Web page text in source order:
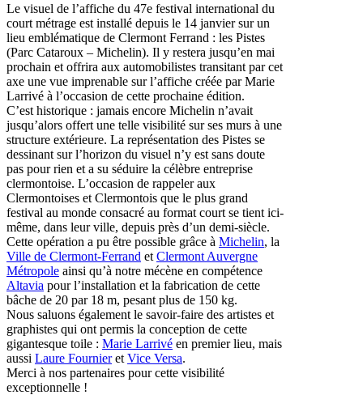
Le visuel de l’affiche du 47e festival international du
court métrage est installé depuis le 14 janvier sur un
lieu emblématique de Clermont Ferrand : les Pistes
(Parc Cataroux – Michelin). Il y restera jusqu’en mai
prochain et offrira aux automobilistes transitant par cet
axe une vue imprenable sur l’affiche créée par Marie
Larrivé à l’occasion de cette prochaine édition.
C’est historique : jamais encore Michelin n’avait
jusqu’alors offert une telle visibilité sur ses murs à une
structure extérieure. La représentation des Pistes se
dessinant sur l’horizon du visuel n’y est sans doute
pas pour rien et a su séduire la célèbre entreprise
clermontoise. L’occasion de rappeler aux
Clermontoises et Clermontois que le plus grand
festival au monde consacré au format court se tient ici-
même, dans leur ville, depuis près d’un demi-siècle.
Cette opération a pu être possible grâce à Michelin, la
Ville de Clermont-Ferrand et Clermont Auvergne
Métropole ainsi qu’à notre mécène en compétence
Altavia pour l’installation et la fabrication de cette
bâche de 20 par 18 m, pesant plus de 150 kg.
Nous saluons également le savoir-faire des artistes et
graphistes qui ont permis la conception de cette
gigantesque toile : Marie Larrivé en premier lieu, mais
aussi Laure Fournieret Vice Versa.
Merci à nos partenaires pour cette visibilité
exceptionnelle !